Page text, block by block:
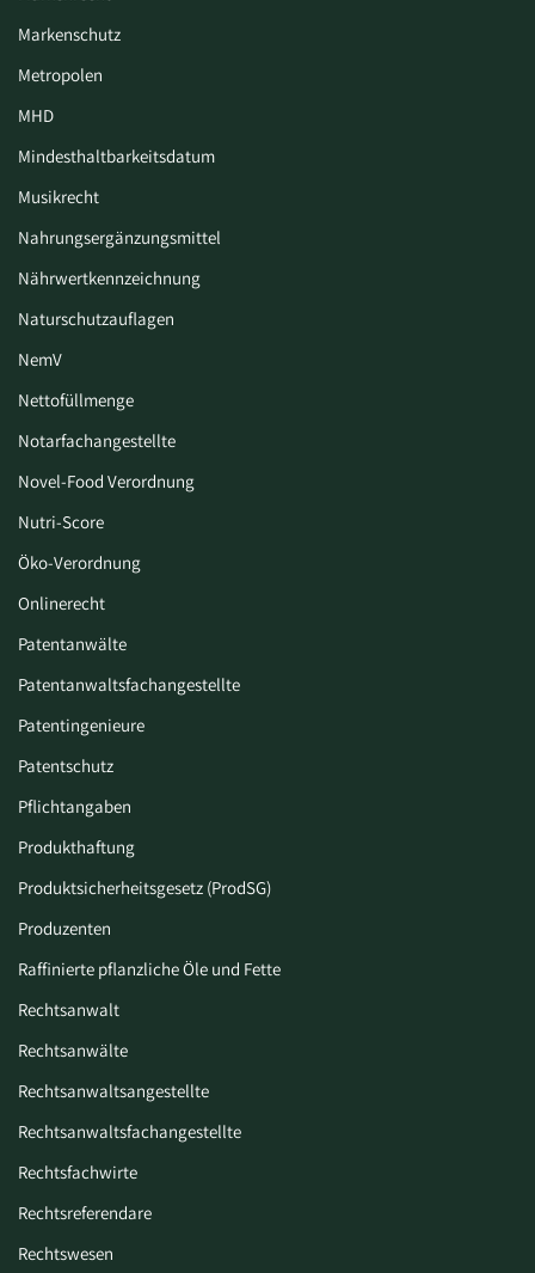
Markenschutz
Metropolen
MHD
Mindesthaltbarkeitsdatum
Musikrecht
Nahrungsergänzungsmittel
Nährwertkennzeichnung
Naturschutzauflagen
NemV
Nettofüllmenge
Notarfachangestellte
Novel-Food Verordnung
Nutri-Score
Öko-Verordnung
Onlinerecht
Patentanwälte
Patentanwaltsfachangestellte
Patentingenieure
Patentschutz
Pflichtangaben
Produkthaftung
Produktsicherheitsgesetz (ProdSG)
Produzenten
Raffinierte pflanzliche Öle und Fette
Rechtsanwalt
Rechtsanwälte
Rechtsanwaltsangestellte
Rechtsanwaltsfachangestellte
Rechtsfachwirte
Rechtsreferendare
Rechtswesen